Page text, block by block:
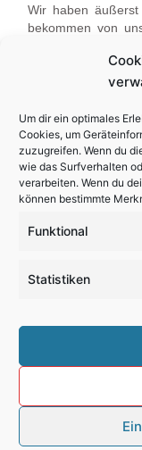
Um dir ein optimales
Cookies, um
zuzugreifen. Wenn du
wie das Surfverhalten
verarbeiten. Wenn du
können bestimmte
Funktional
Statistiken
Wir haben
bekommen von
Herzlichen Dank
Beste Grüße aus
Zurück
VORIGER
Conny & Klaus
Copyright ©